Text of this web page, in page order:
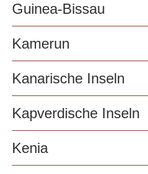
Guinea-Bissau
Kamerun
Kanarische Inseln
Kapverdische Inseln
Kenia